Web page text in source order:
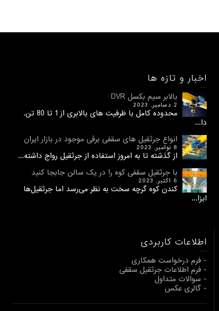
اخبار و تازه ها
بالابر سیم بکسل DVR
2 دسامبر, 2023
محدوده کامل با ظرفیت های بالابری از 1 تا 80 تن.
دا...
انواع جرثقیل های سقفی برقی موجود در بازار ایران
8 نوامبر, 2023
از گذشته تا به امروز استفاده از جرثقیل رواج داشته...
با جرثقیل سقفی کوه را در یک سالن جابجا کنید
6 اکتبر, 2023
کندن کوه گرچه سخت به نظر می‌رسد اما جرثقیل‌ها
ابزا...
اطلاعات کاربردی
- فرم درخواست همکاری
- فرم اطلاعات جرثقیل سقفی
- سوالات متداول
- گالری عکس